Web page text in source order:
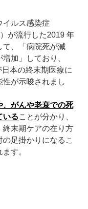
イルス感染症
）が流行した2019 年
て、「病院死が減
加」しており、
本の終末期医療に
性が示唆されまし
、がんや老衰での死
いることが分かり、
終末期ケアの在り方
の足掛かりになるこ
す。